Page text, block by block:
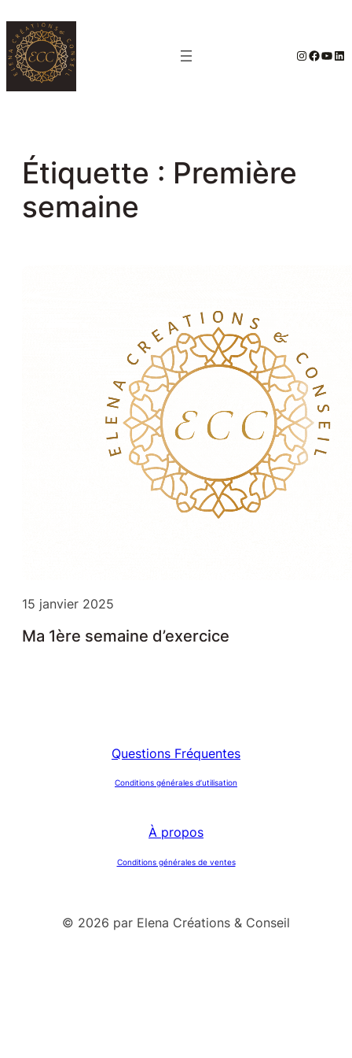
au
contenu
#
Étiquette : Première
semaine
15 janvier 2025
Ma 1ère semaine d’exercice
Questions Fréquentes
Conditions générales d’utilisation
À propos
Conditions générales de ventes
© 2026 par Elena Créations & Conseil